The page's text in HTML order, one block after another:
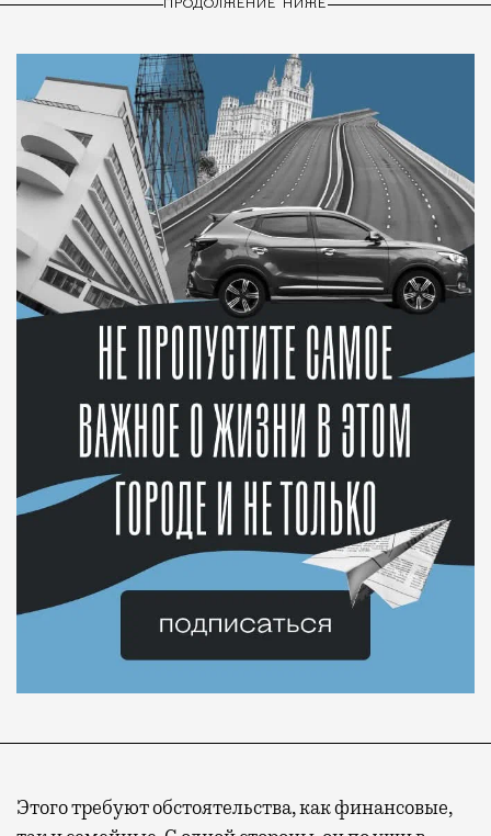
ПРОДОЛЖЕНИЕ НИЖЕ
Этого требуют обстоятельства, как финансовые,